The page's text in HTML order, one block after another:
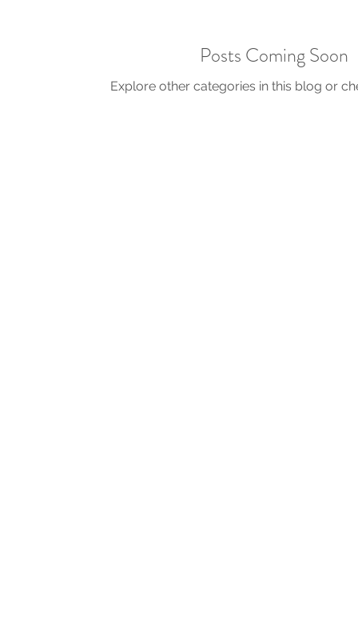
Posts Coming Soon
Explore other categories in this blog or